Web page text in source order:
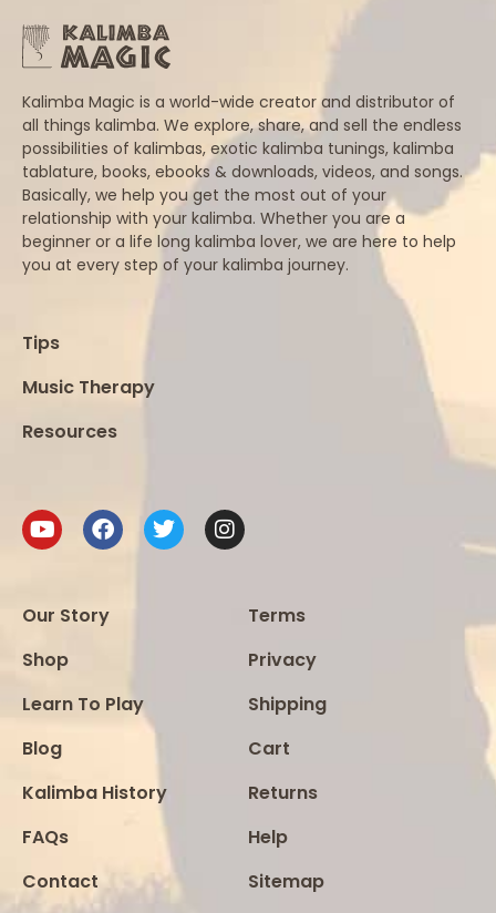
Kalimba Magic is a world-wide creator and distributor of
all things kalimba. We explore, share, and sell the endless
possibilities of kalimbas, exotic kalimba tunings, kalimba
tablature, books, ebooks & downloads, videos, and songs.
Basically, we help you get the most out of your
relationship with your kalimba. Whether you are a
beginner or a life long kalimba lover, we are here to help
you at every step of your kalimba journey.
Tips
Music Therapy
Resources
Our Story
Shop
Learn To Play
Blog
Kalimba History
FAQs
Contact
Terms
Privacy
Shipping
Cart
Returns
Help
Sitemap